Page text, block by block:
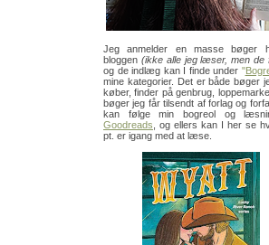
Jeg anmelder en masse bøger
bloggen (ikke alle jeg læser, men de
og de indlæg kan I finde under "
mine kategorier. Det er både bøger
køber, finder på genbrug,
bøger jeg får tilsendt af forlag og
kan følge min bogreol og
Goodreads , og ellers kan I her se
pt. er igang med at læse.